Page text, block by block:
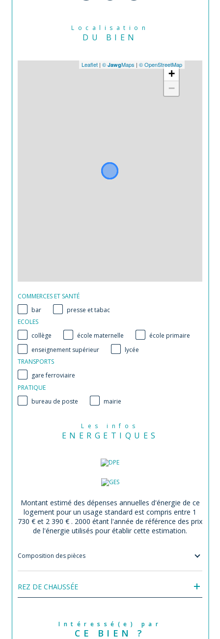
Localisation
DU BIEN
+
−
Leaflet | © JawgMaps | © OpenStreetMap
COMMERCES ET SANTÉ
bar
presse et tabac
ECOLES
collège
école maternelle
école primaire
enseignement supérieur
lycée
TRANSPORTS
gare ferroviaire
PRATIQUE
bureau de poste
mairie
Les infos
ENERGETIQUES
Montant estimé des dépenses annuelles d'énergie de ce
logement pour un usage standard est compris entre 1
730 € et 2 390 € . 2000 étant l'année de référence des prix
de l'énergie utilisés pour établir cette estimation.
Composition des pièces
REZ DE CHAUSSÉE
Intéressé(e) par
CE BIEN ?